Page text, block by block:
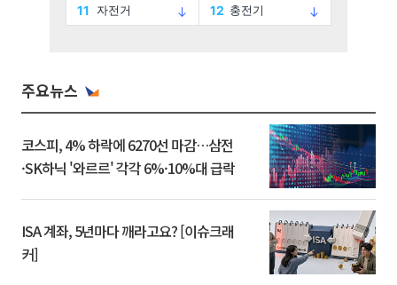
주요뉴스
코스피, 4% 하락에 6270선 마감…삼전
·SK하닉 '와르르' 각각 6%·10%대 급락
ISA 계좌, 5년마다 깨라고요? [이슈크래
커]